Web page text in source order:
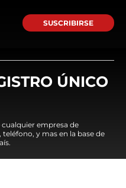
SUSCRIBIRSE
ÚNICO
cualquier empresa de
y mas en la base de